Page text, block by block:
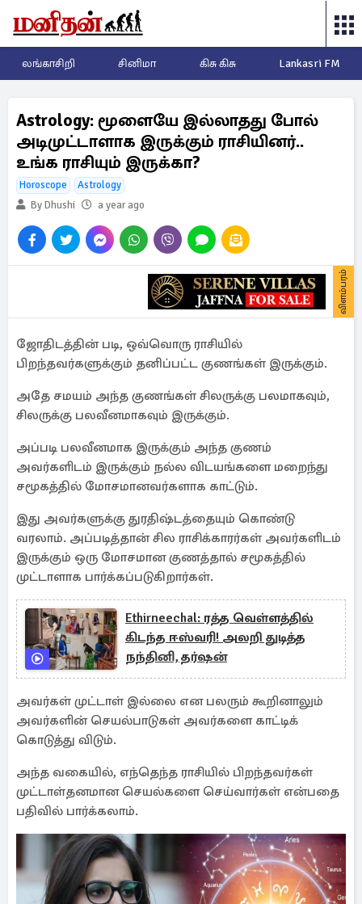
லங்காசிறி சினிமா கிசு கிசு Lankasri FM
Astrology: மூளையே இல்லாதது போல்
அடிமுட்டாளாக இருக்கும் ராசியினர்..
உங்க ராசியும் இருக்கா?
Horoscope
Astrology
By Dhushi
a year ago
விளம்பரம்
ஜோதிடத்தின் படி, ஒவ்வொரு ராசியில்
பிறந்தவர்களுக்கும் தனிப்பட்ட குணங்கள் இருக்கும்.
அதே சமயம் அந்த குணங்கள் சிலருக்கு பலமாகவும்,
சிலருக்கு பலவீனமாகவும் இருக்கும்.
அப்படி பலவீனமாக இருக்கும் அந்த குணம்
அவர்களிடம் இருக்கும் நல்ல விடயங்களை மறைந்து
சமூகத்தில் மோசமானவர்களாக காட்டும்.
இது அவர்களுக்கு துரதிஷ்டத்தையும் கொண்டு
வரலாம். அப்படித்தான் சில ராசிக்காரர்கள் அவர்களிடம்
இருக்கும் ஒரு மோசமான குணத்தால் சமூகத்தில்
முட்டாளாக பார்க்கப்படுகிறார்கள்.
Ethirneechal: ரத்த வெள்ளத்தில்
கிடந்த ஈஸ்வரி! அலறி துடித்த
நந்தினி, தர்ஷன்
அவர்கள் முட்டாள் இல்லை என பலரும் கூறினாலும்
அவர்களின் செயல்பாடுகள் அவர்களை காட்டிக்
கொடுத்து விடும்.
அந்த வகையில், எந்தெந்த ராசியில் பிறந்தவர்கள்
முட்டாள்தனமான செயல்களை செய்வார்கள் என்பதை
பதிவில் பார்க்கலாம்.